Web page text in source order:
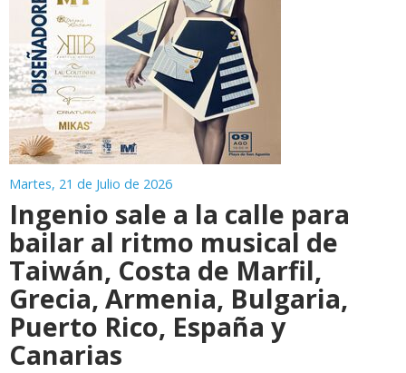
Martes, 21 de Julio de 2026
Ingenio sale a la calle para
bailar al ritmo musical de
Taiwán, Costa de Marfil,
Grecia, Armenia, Bulgaria,
Puerto Rico, España y
Canarias